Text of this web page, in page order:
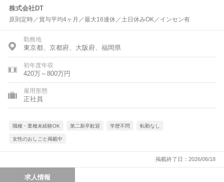
株式会社DT
原則定時／賞与平均4ヶ月／最大16連休／土日休みOK／インセン有
勤務地
東京都、京都府、大阪府、福岡県
初年度年収
420万～800万円
雇用形態
正社員
職種・業種未経験OK 第二新卒歓迎 学歴不問 転勤なし
女性のおしごと掲載中
掲載終了日：2026/06/18
求人情報